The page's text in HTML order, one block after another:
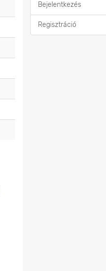
Bejelentkezés
Regisztráció